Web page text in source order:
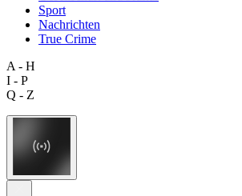
Sport
Nachrichten
True Crime
A - H
I - P
Q - Z